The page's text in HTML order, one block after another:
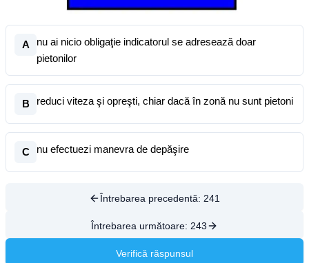
A
nu ai nicio obligaţie indicatorul se adresează doar
pietonilor
B reduci viteza şi opreşti, chiar dacă în zonă nu sunt pietoni
C nu efectuezi manevra de depăşire
Întrebarea precedentă: 241
Întrebarea următoare: 243
Verifică răspunsul